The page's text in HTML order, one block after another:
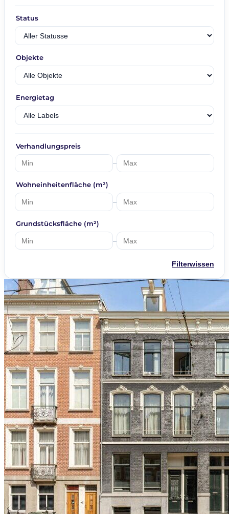
Status
Objekte
Energietag
Verhandlungspreis
–
Wohneinheitenfläche (m²)
–
Grundstücksfläche (m²)
–
Filterwissen